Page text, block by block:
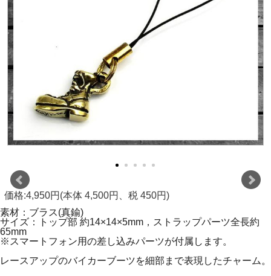
価格:4,950円(本体 4,500円、税 450円)
素材：ブラス(真鍮)
サイズ：トップ部 約14×14×5mm，ストラップパーツ全長約
65mm
※スマートフォン用の差し込みパーツが付属します。
レースアップのバイカーブーツを細部まで表現したチャーム。